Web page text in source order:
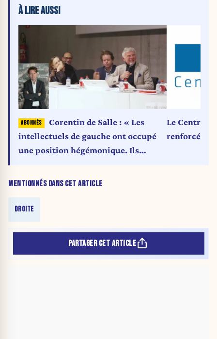
MENTIONNÉS DANS CET ARTICLE
DROITE
À LIRE AUSSI
Corentin de Salle : « Les
intellectuels de gauche ont occupé
une position hégémonique. Ils
Le Centre
renforcé
PARTAGER CET ARTICLE